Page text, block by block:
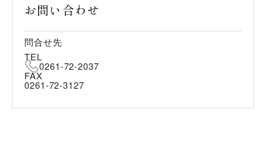
お問い合わせ
問合せ先
TEL
0261-72-2037
FAX
0261-72-3127